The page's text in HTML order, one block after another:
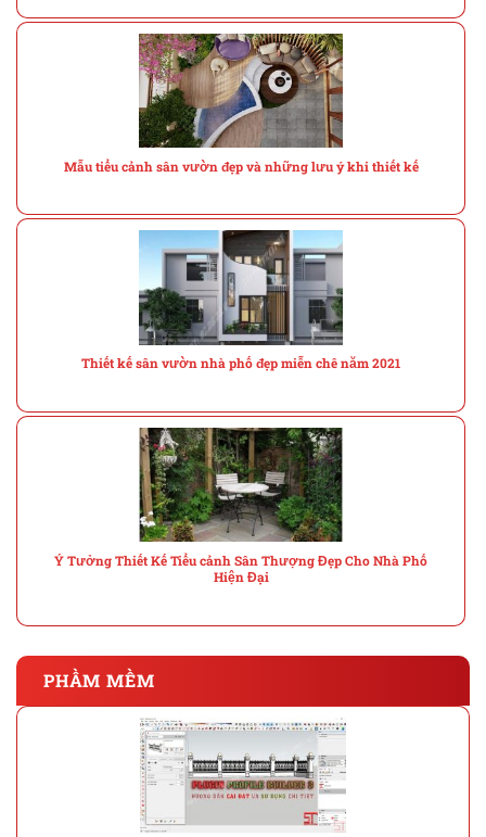
Mẫu tiểu cảnh sân vườn đẹp và những lưu ý khi thiết kế
Thiết kế sân vườn nhà phố đẹp miễn chê năm 2021
Ý Tưởng Thiết Kế Tiểu cảnh Sân Thượng Đẹp Cho Nhà Phố
Hiện Đại
PHẦM MỀM